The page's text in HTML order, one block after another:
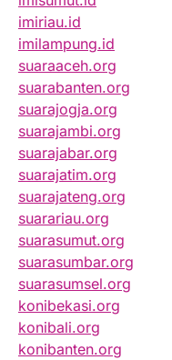
imiriau.id
imilampung.id
suaraaceh.org
suarabanten.org
suarajogja.org
suarajambi.org
suarajabar.org
suarajatim.org
suarajateng.org
suarariau.org
suarasumut.org
suarasumbar.org
suarasumsel.org
konibekasi.org
konibali.org
konibanten.org